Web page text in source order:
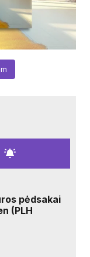
pėdsakai
(PLH